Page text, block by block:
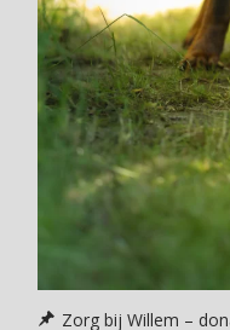
Zorg bij Willem –